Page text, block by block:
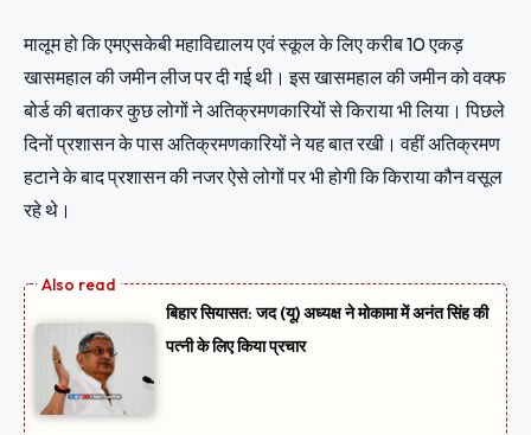
मालूम हो कि एमएसकेबी महाविद्यालय एवं स्कूल के लिए करीब 10 एकड़
खासमहाल की जमीन लीज पर दी गई थी। इस खासमहाल की जमीन को वक्फ
बोर्ड की बताकर कुछ लोगों ने अतिक्रमणकारियों से किराया भी लिया। पिछले
दिनों प्रशासन के पास अतिक्रमणकारियों ने यह बात रखी। वहीं अतिक्रमण
हटाने के बाद प्रशासन की नजर ऐसे लोगों पर भी होगी कि किराया कौन वसूल
रहे थे।
बिहार सियासत: जद (यू) अध्यक्ष ने मोकामा में अनंत सिंह की
पत्नी के लिए किया प्रचार